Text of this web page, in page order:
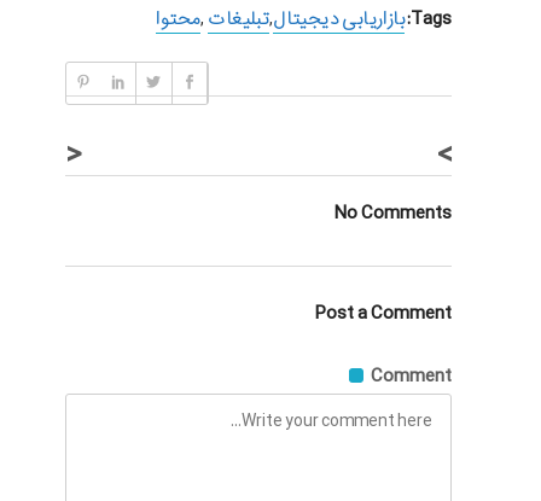
Tags: بازاریابی دیجیتال,تبلیغات ,محتوا
< >
No Comments
Post a Comment
Comment